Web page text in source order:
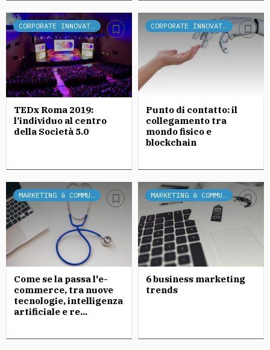
CORPORATE INNOVATION
TEDx Roma 2019:
l’individuo al centro
della Società 5.0
CORPORATE INNOVATION
Punto di contatto: il
collegamento tra
mondo fisico e
blockchain
MARKETING & COMMUNICATION
Come se la passa l'e-
commerce, tra nuove
tecnologie, intelligenza
artificiale e re...
MARKETING & COMMUNICATION
6 business marketing
trends